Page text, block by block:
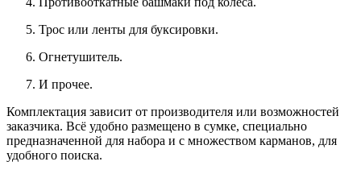
Трос или ленты для буксировки.
Огнетушитель.
И прочее.
Комплектация зависит от производителя или возможностей
заказчика. Всё удобно размещено в сумке, специально
предназначенной для набора и с множеством карманов, для
удобного поиска.